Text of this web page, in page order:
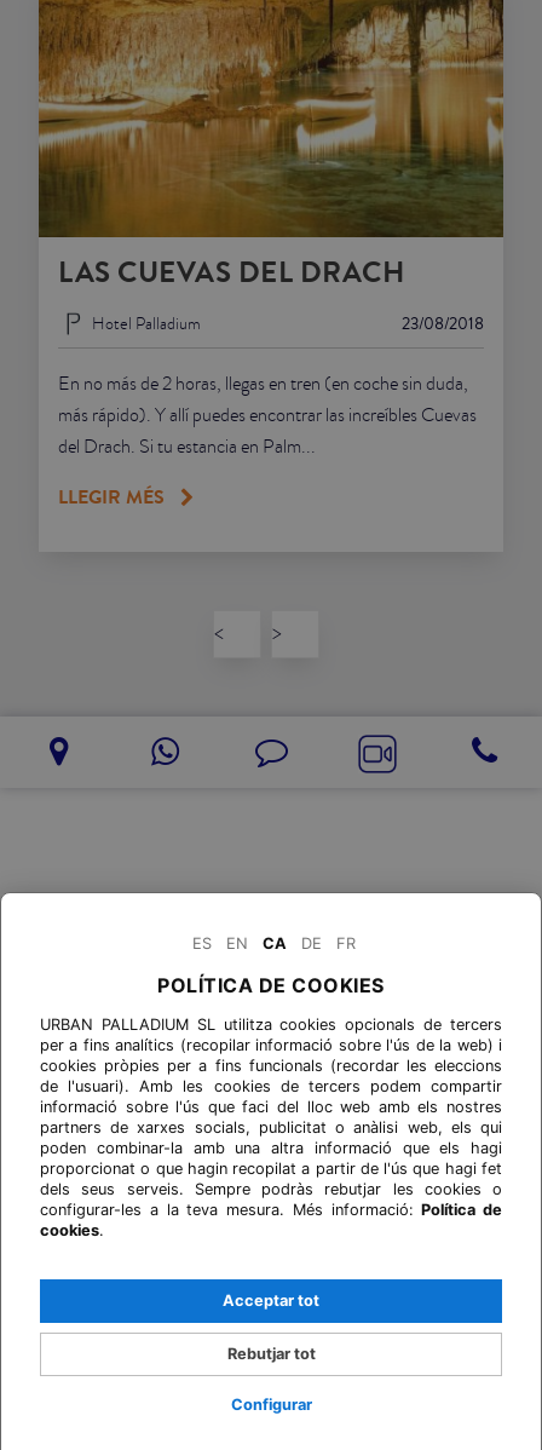
LAS CUEVAS DEL DRACH
23/08/2018
Hotel Palladium
En no más de 2 horas, llegas en tren (en coche sin duda,
más rápido). Y allí puedes encontrar las increíbles Cuevas
del Drach. Si tu estancia en Palm...
LLEGIR MÉS
< >
ES EN CA DE FR
POLÍTICA DE COOKIES
URBAN PALLADIUM SL utilitza cookies opcionals de tercers
per a fins analítics (recopilar informació sobre l'ús de la web) i
cookies pròpies per a fins funcionals (recordar les eleccions
de l'usuari). Amb les cookies de tercers podem compartir
informació sobre l'ús que faci del lloc web amb els nostres
partners de xarxes socials, publicitat o anàlisi web, els qui
poden combinar-la amb una altra informació que els hagi
proporcionat o que hagin recopilat a partir de l'ús que hagi fet
dels seus serveis. Sempre podràs rebutjar les cookies o
configurar-les a la teva mesura. Més informació:Política de
cookies.
Configurar
Rebutjar tot
Acceptar tot